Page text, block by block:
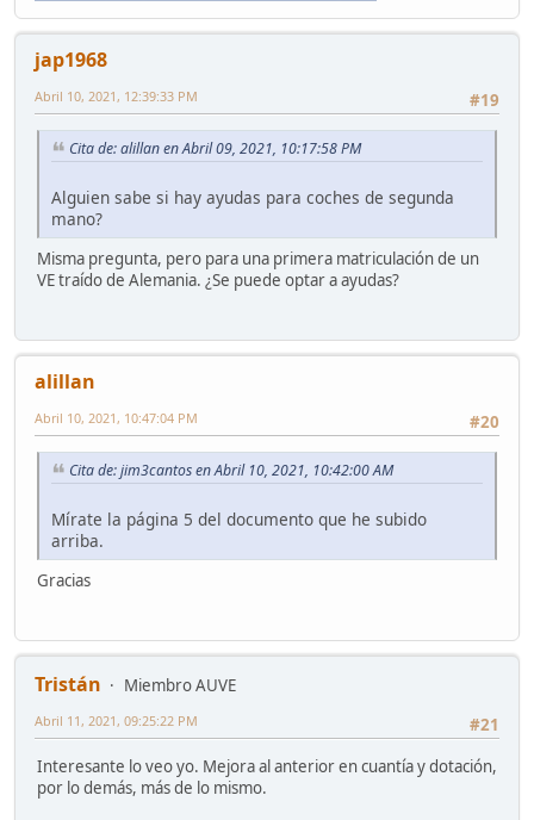
jap1968
#19
Abril 10, 2021, 12:39:33 PM
Cita de: alillan en Abril 09, 2021, 10:17:58 PM
Alguien sabe si hay ayudas para coches de segunda
mano?
Misma pregunta, pero para una primera matriculación de un
VE traído de Alemania. ¿Se puede optar a ayudas?
alillan
#20
Abril 10, 2021, 10:47:04 PM
Cita de: jim3cantos en Abril 10, 2021, 10:42:00 AM
Mírate la página 5 del documento que he subido
arriba.
Gracias
Tristán
Miembro AUVE
#21
Abril 11, 2021, 09:25:22 PM
Interesante lo veo yo. Mejora al anterior en cuantía y dotación,
por lo demás, más de lo mismo.